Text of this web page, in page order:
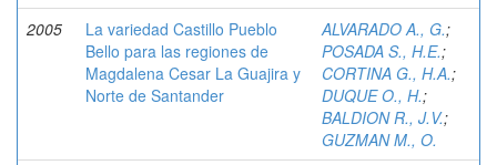
2005
La variedad Castillo Pueblo
Bello para las regiones de
Magdalena Cesar La Guajira y
Norte de Santander
ALVARADO A., G.;
POSADA S., H.E.;
CORTINA G., H.A.;
DUQUE O., H.;
BALDION R., J.V.;
GUZMAN M., O.